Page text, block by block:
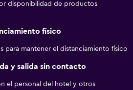
el cuerpo y el espíritu, donde el
disponibilidad de productos
físico
para mantener el distanciamiento físico
y salida sin contacto
el personal del hotel y otros